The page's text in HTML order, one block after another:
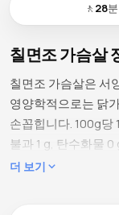
🚶 28
칠면조 가슴살
칠면조 가슴살은 서
영양학적으로는 닭
손꼽힙니다. 100g당
불과 1 g, 탄수화물
스테롤은 83 mg입
더 보기